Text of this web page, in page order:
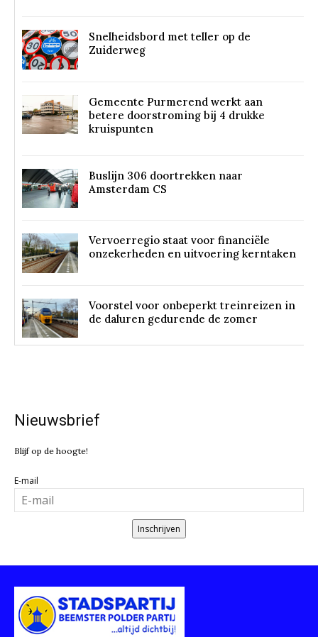
Snelheidsbord met teller op de
Zuiderweg
Gemeente Purmerend werkt aan
betere doorstroming bij 4 drukke
kruispunten
Buslijn 306 doortrekken naar
Amsterdam CS
Vervoerregio staat voor financiële
onzekerheden en uitvoering kerntaken
Voorstel voor onbeperkt treinreizen in
de daluren gedurende de zomer
Nieuwsbrief
Blijf op de hoogte!
E-mail
Inschrijven